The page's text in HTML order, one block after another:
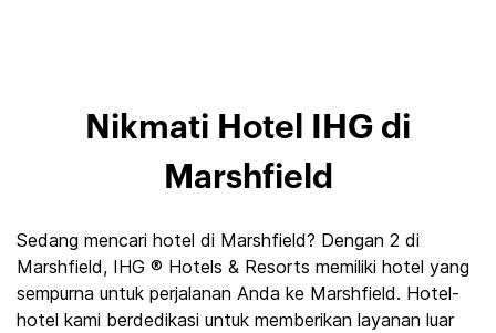
Nikmati Hotel IHG di
Marshfield
Sedang mencari hotel di Marshfield? Dengan 2 di
Marshfield, IHG ® Hotels & Resorts memiliki hotel yang
sempurna untuk perjalanan Anda ke Marshfield. Hotel-
hotel kami berdedikasi untuk memberikan layanan luar